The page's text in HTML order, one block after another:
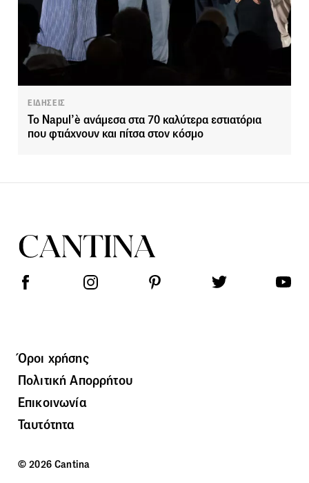
ΕΙΔΗΣΕΙΣ
Το Napul’è ανάμεσα στα 70 καλύτερα εστιατόρια
που φτιάχνουν και πίτσα στον κόσμο
Όροι χρήσης
Πολιτική Απορρήτου
Επικοινωνία
Ταυτότητα
© 2026 Cantina